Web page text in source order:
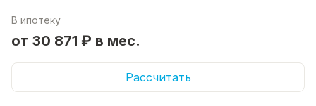
В ипотеку
от 30 871 ₽ в мес.
Рассчитать